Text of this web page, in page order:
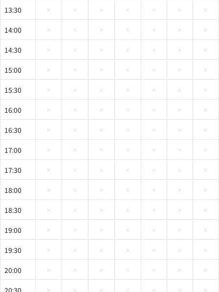
13:30
14:00
14:30
15:00
15:30
16:00
16:30
17:00
17:30
18:00
18:30
19:00
19:30
20:00
20:30